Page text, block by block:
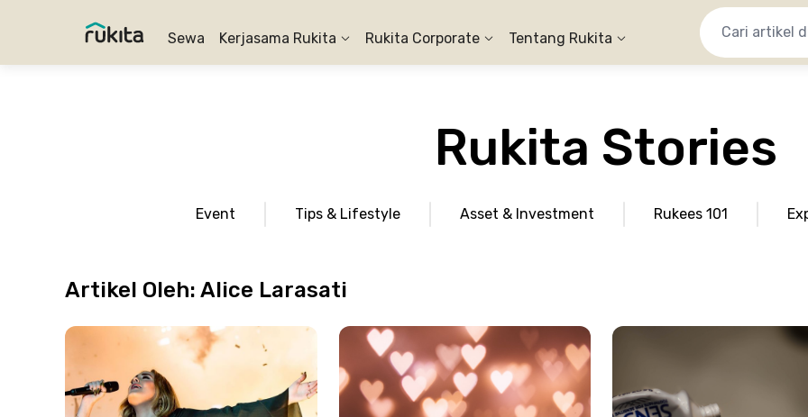
Sewa Kerjasama Rukita Rukita Corporate Tentang Rukita
Rukita Stories
Event Tips & Lifestyle Asset & Investment Rukees 101
Artikel Oleh: Alice Larasati